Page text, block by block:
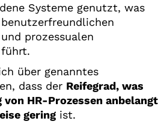
Systeme genutzt, was
prozessualen
über genanntes
dass der Reifegrad, was
HR-Prozessen anbelangt
gering ist.